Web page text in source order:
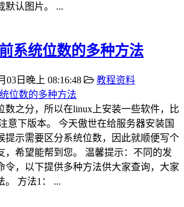
默认图片。 ...
系统位数的多种方法
03日晚上 08:16:48 教程资料
数之分，所以在linux上安装一些软件，比
意下版本。 今天傲世在给服务器安装国
提示需要区分系统位数，因此就顺便写个
，希望能帮到您。 温馨提示：不同的发
令，以下提供多种方法供大家查询，大家
。 方法1： ...